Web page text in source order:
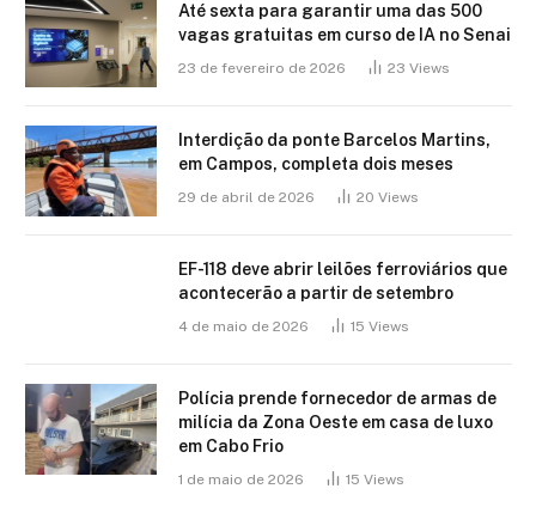
Até sexta para garantir uma das 500
vagas gratuitas em curso de IA no Senai
23 de fevereiro de 2026 23 Views
Interdição da ponte Barcelos Martins,
em Campos, completa dois meses
29 de abril de 2026 20 Views
EF-118 deve abrir leilões ferroviários que
acontecerão a partir de setembro
4 de maio de 2026 15 Views
Polícia prende fornecedor de armas de
milícia da Zona Oeste em casa de luxo
em Cabo Frio
1 de maio de 2026 15 Views